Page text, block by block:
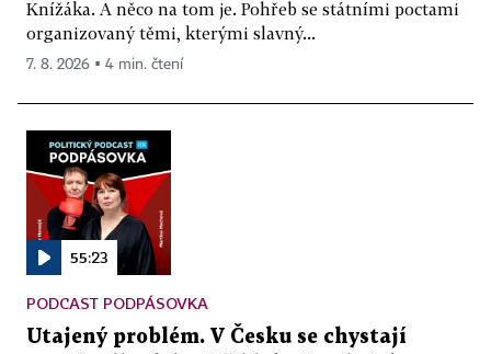
Knížáka. A něco na tom je. Pohřeb se státními poctami
organizovaný těmi, kterými slavný...
7. 8. 2026 ▪ 4 min. čtení
55:23
PODCAST PODPÁSOVKA
Utajený problém. V Česku se chystají